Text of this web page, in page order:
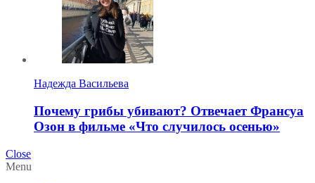
Надежда Васильева
Почему грибы убивают? Отвечает Франсуа
Озон в фильме «Что случилось осенью»
Close
Menu